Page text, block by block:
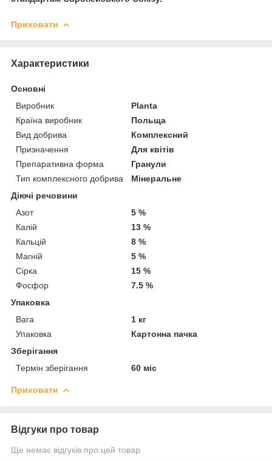
Приховати
Характеристики
Основні
Виробник
Planta
Країна виробник
Польща
Вид добрива
Комплексний
Призначення
Для квітів
Препаративна форма
Гранули
Тип комплексного добрива
Мінеральне
Діючі речовини
Азот
5 %
Калій
13 %
Кальцій
8 %
Магній
5 %
Сірка
15 %
Фосфор
7.5 %
Упаковка
Вага
1 кг
Упаковка
Картонна пачка
Зберігання
Термін зберігання
60 міс
Приховати
Відгуки про товар
Ще немає відгуків про цей товар